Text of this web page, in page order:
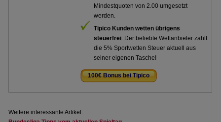
Mindestquoten von 2.00 umgesetzt
werden.
Tipico Kunden wetten übrigens
steuerfrei. Der beliebte Wettanbieter zahlt
die 5% Sportwetten Steuer aktuell aus
seiner eigenen Tasche!
100€ Bonus bei Tipico
Weitere interessante Artikel: